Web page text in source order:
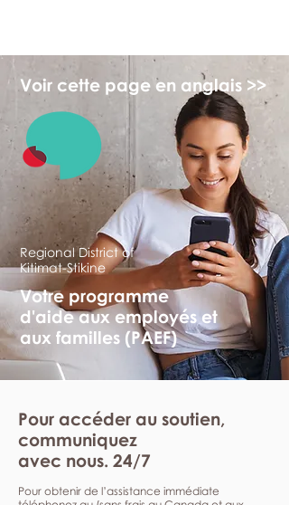
Voir cette page en anglais >>
Regional District of
Kitimat-Stikine
Votre programme
d'aide aux employés et
aux familles (PAEF)
Pour accéder au soutien,
communiquez
avec nous. 24/7
Pour obtenir de l’assistance immédiate